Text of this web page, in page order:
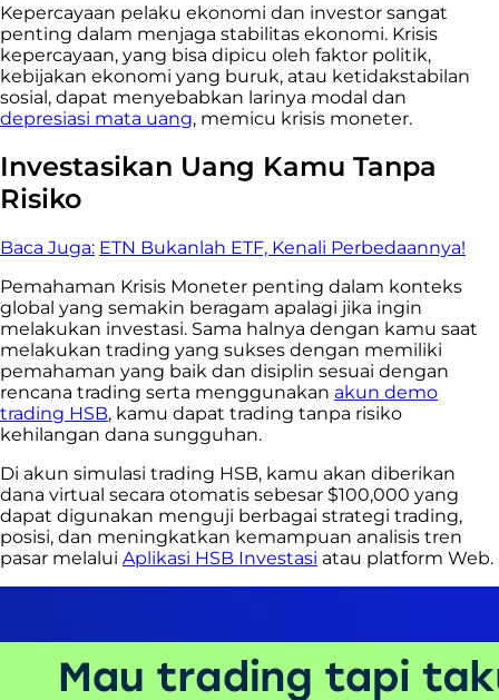
Kepercayaan pelaku ekonomi dan investor sangat
penting dalam menjaga stabilitas ekonomi. Krisis
kepercayaan, yang bisa dipicu oleh faktor politik,
kebijakan ekonomi yang buruk, atau ketidakstabilan
sosial, dapat menyebabkan larinya modal dan
depresiasi mata uang, memicu krisis moneter.
Investasikan Uang Kamu Tanpa
Risiko
Baca Juga: ETN Bukanlah ETF, Kenali Perbedaannya!
Pemahaman Krisis Moneter penting dalam konteks
global yang semakin beragam apalagi jika ingin
melakukan investasi. Sama halnya dengan kamu saat
melakukan trading yang sukses dengan memiliki
pemahaman yang baik dan disiplin sesuai dengan
rencana trading serta menggunakan akun demo
trading HSB, kamu dapat trading tanpa risiko
kehilangan dana sungguhan.
Di akun simulasi trading HSB, kamu akan diberikan
dana virtual secara otomatis sebesar $100,000 yang
dapat digunakan menguji berbagai strategi trading,
posisi, dan meningkatkan kemampuan analisis tren
pasar melalui Aplikasi HSB Investasi atau platform Web.